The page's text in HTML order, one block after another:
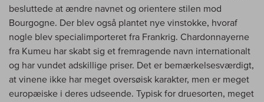
besluttede at ændre navnet og orientere stilen mod
Bourgogne. Der blev også plantet nye vinstokke, hvoraf
nogle blev specialimporteret fra Frankrig. Chardonnayerne
fra Kumeu har skabt sig et fremragende navn internationalt
og har vundet adskillige priser. Det er bemærkelsesværdigt,
at vinene ikke har meget oversøisk karakter, men er meget
europæiske i deres udseende. Typisk for druesorten, meget